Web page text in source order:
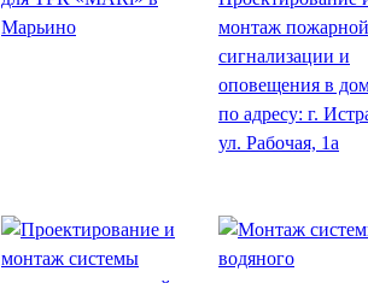
Марьино
монтаж пожарной
сигнализации и
оповещения в
по адресу: г.
ул. Рабочая, 1а